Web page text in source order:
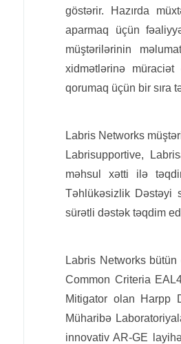
göstərir. Hazırda
aparmaq üçün
müştərilərinin
xidmətlərinə
qorumaq üçün bir sıra
Labris Networks
Labrisupportive,
məhsul xətti ilə
Təhlükəsizlik Dəstəyi
sürətli dəstək təqdim
Labris Networks
Common Criteria
Mitigator olan Harpp
Müharibə
innovativ AR-GE